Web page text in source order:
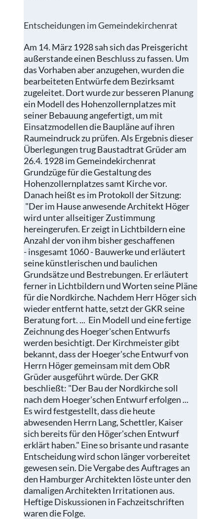
Entscheidungen im Gemeindekirchenrat
Am 14. März 1928 sah sich das Preisgericht
außerstande einen Beschluss zu fassen. Um
das Vorhaben aber anzugehen, wurden die
bearbeiteten Entwürfe dem Bezirksamt
zugeleitet. Dort wurde zur besseren Planung
ein Modell des Hohenzollernplatzes mit
seiner Bebauung angefertigt, um mit
Einsatzmodellen die Baupläne auf ihren
Raumeindruck zu prüfen. Als Ergebnis dieser
Überlegungen trug Baustadtrat Grüder am
26.4. 1928 im Gemeindekirchenrat
Grundzüge für die Gestaltung des
Hohenzollernplatzes samt Kirche vor.
Danach heißt es im Protokoll der Sitzung:
"Der im Hause anwesende Architekt Höger
wird unter allseitiger Zustimmung
hereingerufen. Er zeigt in Lichtbildern eine
Anzahl der von ihm bisher geschaffenen
- insgesamt 1060 - Bauwerke und erläutert
seine künstlerischen und baulichen
Grundsätze und Bestrebungen. Er erläutert
ferner in Lichtbildern und Worten seine Pläne
für die Nordkirche. Nachdem Herr Höger sich
wieder entfernt hatte, setzt der GKR seine
Beratung fort. ... Ein Modell und eine fertige
Zeichnung des Hoeger'schen Entwurfs
werden besichtigt. Der Kirchmeister gibt
bekannt, dass der Hoeger'sche Entwurf von
Herrn Höger gemeinsam mit dem ObR
Grüder ausgeführt würde. Der GKR
beschließt: "Der Bau der Nordkirche soll
nach dem Hoeger'schen Entwurf erfolgen ...
Es wird festgestellt, dass die heute
abwesenden Herrn Lang, Schettler, Kaiser
sich bereits für den Höger'schen Entwurf
erklärt haben." Eine so brisante und rasante
Entscheidung wird schon länger vorbereitet
gewesen sein. Die Vergabe des Auftrages an
den Hamburger Architekten Iöste unter den
damaligen Architekten Irritationen aus.
Heftige Diskussionen in Fachzeitschriften
waren die Folge.